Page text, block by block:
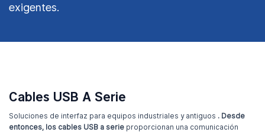
exigentes.
Cables USB A Serie
Soluciones de interfaz para equipos industriales y antiguos . Desde
entonces, los cables USB a serie proporcionan una comunicación